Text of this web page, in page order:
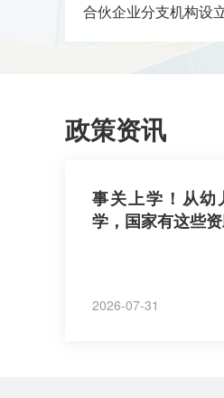
合伙企业分支机构设
政策资讯
事关上学！从幼
学，国家有这些
2026-07-31